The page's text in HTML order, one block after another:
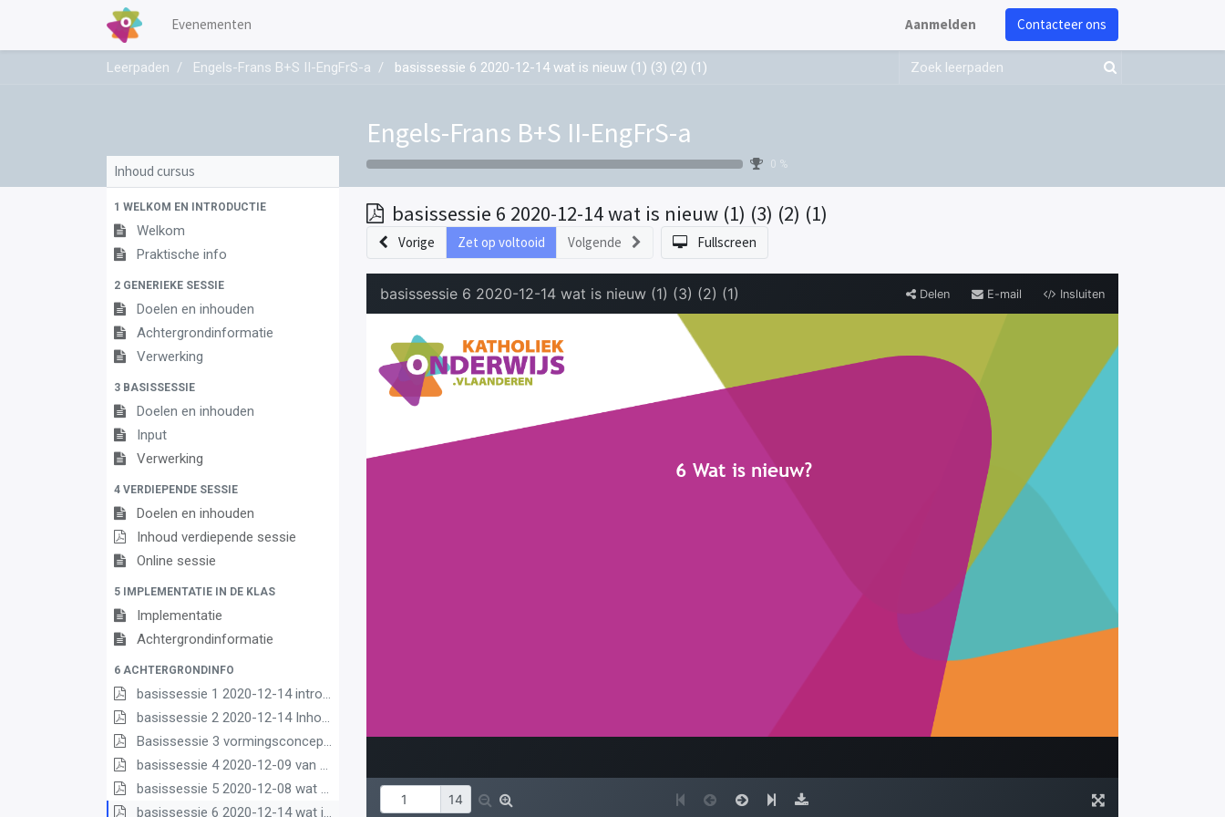
Evenementen Aanmelden Contacteer ons
Leerpaden Engels-Frans B+S II-EngFrS-a basissessie 6 2020-12-14 wat is nieuw (1) (3) (2) (1)
Engels-Frans B+S II-EngFrS-a
0 %
Inhoud cursus
1 WELKOM EN INTRODUCTIE
Welkom
Praktische info
2 GENERIEKE SESSIE
Doelen en inhouden
Achtergrondinformatie
Verwerking
3 BASISSESSIE
Doelen en inhouden
Input
Verwerking
4 VERDIEPENDE SESSIE
Doelen en inhouden
Inhoud verdiepende sessie
Online sessie
5 IMPLEMENTATIE IN DE KLAS
Implementatie
Achtergrondinformatie
6 ACHTERGRONDINFO
basissessie 1 2020-12-14 intro (2) (2) (1) (1)
basissessie 2 2020-12-14 Inhoud en opbouw (2) (1) (1)
Basissessie 3 vormingsconcept (1)
basissessie 4 2020-12-09 van matrix nr leerplannen pdf (1) (1)
basissessie 5 2020-12-08 wat we borgen pdf (1) (1)
basissessie 6 2020-12-14 wat is nieuw (1) (3) (2) (1)
basissessie 6 2020-12-14 wat is nieuw (1) (3) (2) (1)
Vorige Zet op voltooid Volgende Fullscreen